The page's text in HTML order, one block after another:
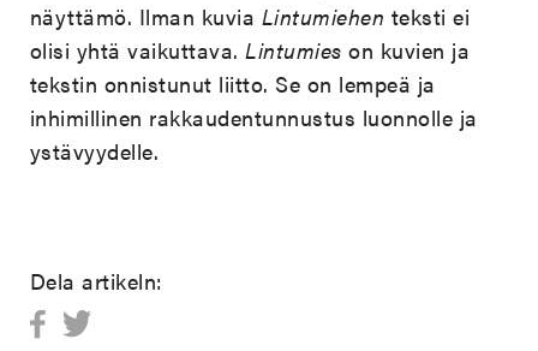
näyttämö. Ilman kuvia Lintumiehen teksti ei
olisi yhtä vaikuttava.Lintumies on kuvien ja
tekstin onnistunut liitto. Se on lempeä ja
inhimillinen rakkaudentunnustus luonnolle ja
ystävyydelle.
Dela artikeln: